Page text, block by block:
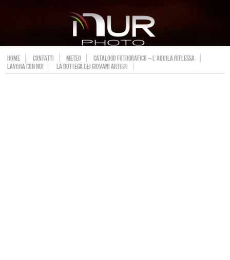
HOME CONTATTI METEO
CATALOGO FOTOGRAFICO – L’AQUILA RIFLESSA
LAVORA CON NOI
LA BOTTEGA DEI GIOVANI ARTISTI